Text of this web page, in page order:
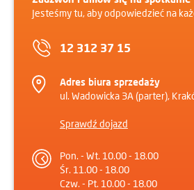
Jesteśmy tu, aby odpowiedzieć na
12 312 37 15
Adres biura sprzedaży
ul. Wadowicka 3A (parter),
Sprawdź dojazd
Pon. - Wt. 10.00 - 18.00
Śr. 11.00 - 18.00
Czw. - Pt. 10.00 - 18.00